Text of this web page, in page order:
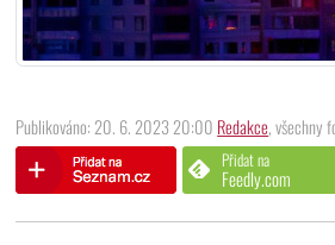
Publikováno: 20. 6. 2023 20:00 Redakce, všechny
Přidat na
Feedly.com